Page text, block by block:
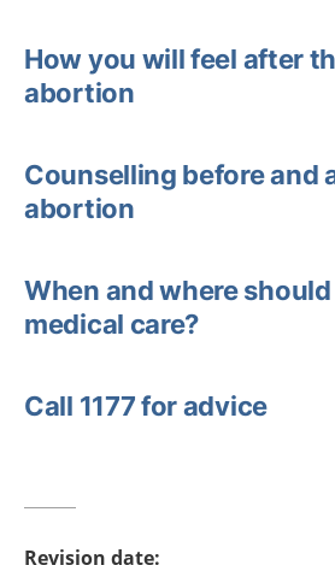
How you will feel after
abortion
Counselling before and
abortion
When and where should
medical care?
Call 1177 for advice
Revision date: